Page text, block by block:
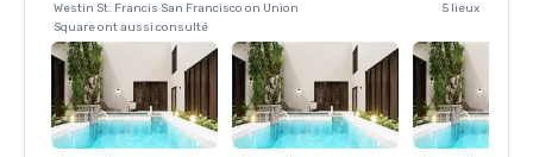
Westin St. Francis San Francisco on Union
Square ont aussi consulté
5 lieux